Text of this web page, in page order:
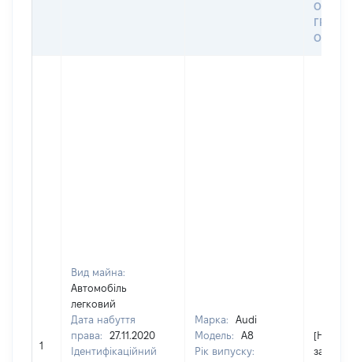
1
Вид майна:
Автомобіль
легковий
Дата набуття
права:
27.11.2020
Ідентифікаційний
Марка:
Audi
Модель:
A8
Рік випуску:
[Не